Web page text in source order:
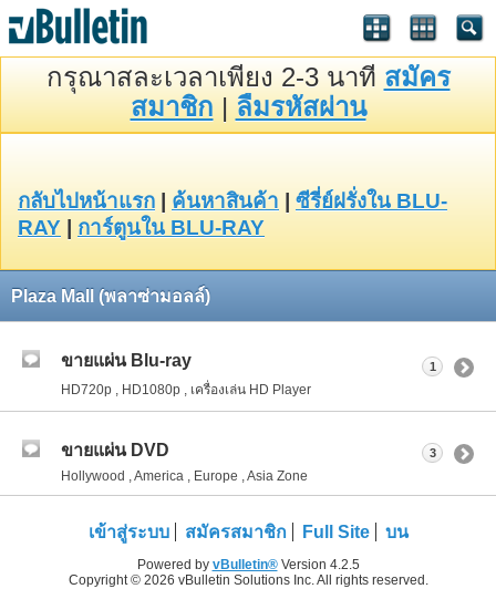
กรุณาสละเวลาเพียง 2-3 นาที สมัคร
สมาชิก | ลืมรหัสผ่าน
กลับไปหน้าแรก ค้นหาสินค้า
ซีรี่ย์ฝรั่งใน BLU-
RAY
การ์ตูนใน BLU-RAY
Plaza Mall (พลาซ่ามอลล์)
ขายแผ่น Blu-ray
HD720p , HD1080p , เครื่องเล่น HD Player
1
ขายแผ่น DVD
Hollywood , America , Europe , Asia Zone
3
เข้าสู่ระบบ สมัครสมาชิก Full Site บน
Powered by vBulletin®Version 4.2.5
Copyright © 2026 vBulletin Solutions Inc. All rights reserved.